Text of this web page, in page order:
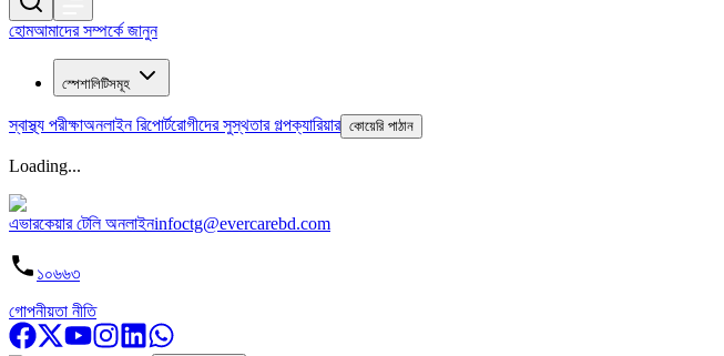
হোমআমাদের সম্পর্কে জানুন
স্পেশালিটিসমূহ
স্বাস্থ্য পরীক্ষাঅনলাইন রিপোর্টরোগীদের সুস্থতার গল্পক্যারিয়ার কোয়েরি পাঠান
Loading...
এভারকেয়ার টেলি অনলাইনinfoctg@evercarebd.com
১০৬৬৩
গোপনীয়তা নীতি